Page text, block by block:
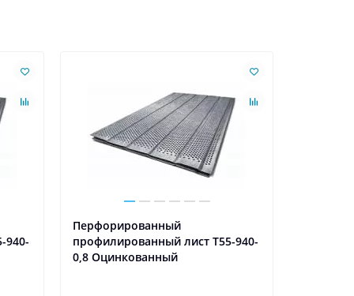
940-
Перфорированный
профилированный лист Т55-940-
0,8 Оцинкованный